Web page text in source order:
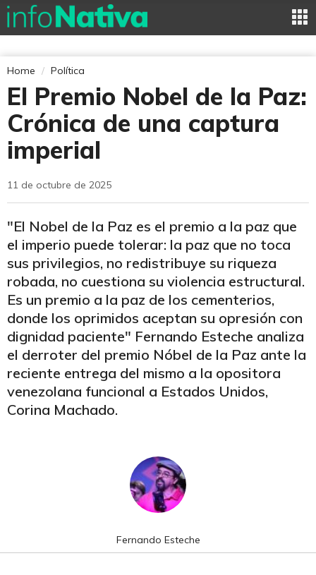
Home Política
El Premio Nobel de la Paz:
Crónica de una captura
imperial
11 de octubre de 2025
"El Nobel de la Paz es el premio a la paz que
el imperio puede tolerar: la paz que no toca
sus privilegios, no redistribuye su riqueza
robada, no cuestiona su violencia estructural.
Es un premio a la paz de los cementerios,
donde los oprimidos aceptan su opresión con
dignidad paciente" Fernando Esteche analiza
el derroter del premio Nóbel de la Paz ante la
reciente entrega del mismo a la opositora
venezolana funcional a Estados Unidos,
Corina Machado.
Fernando Esteche